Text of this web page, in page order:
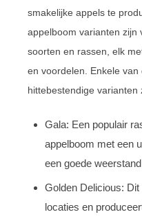
smakelijke appels te
appelboom varianten zijn
soorten en rassen, elk
en voordelen. Enkele
hittebestendige varianten
Gala: Een populair
appelboom met een
een goede
Golden Delicious:
locaties en